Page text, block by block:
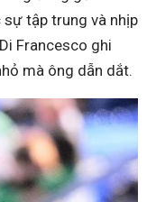
tập trung và nhịp
Francesco ghi
mà ông dẫn dắt.